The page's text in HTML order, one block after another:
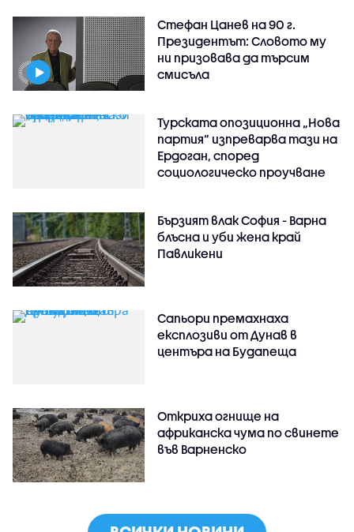
Стефан Цанев на 90 г.
Президентът: Словото му
ни призовава да търсим
смисъла
Турската опозиционна „Нова
партия“ изпреварва тази на
Ердоган, според
социологическо проучване
Бързият влак София - Варна
блъсна и уби жена край
Павликени
Сапьори премахнаха
експлозиви от Дунав в
центъра на Будапеща
Откриха огнище на
африканска чума по свинете
във Варненско